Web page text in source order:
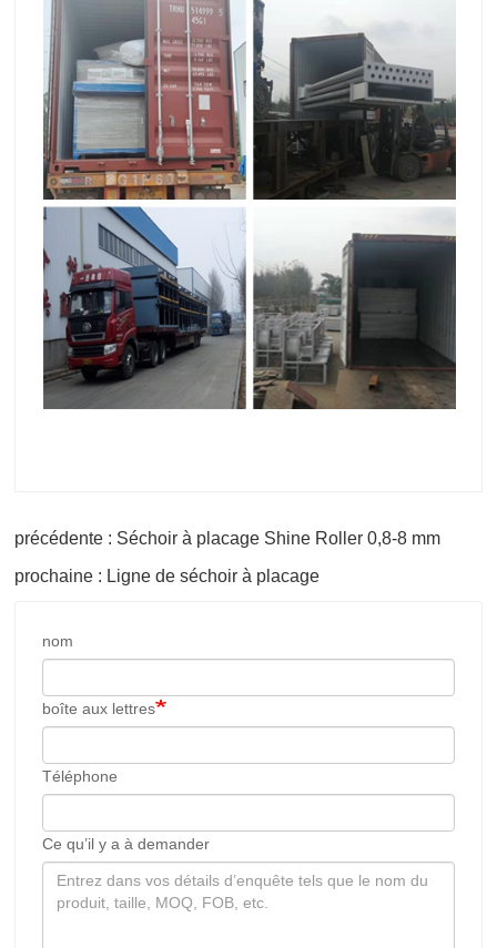
précédente : Séchoir à placage Shine Roller 0,8-8 mm
prochaine : Ligne de séchoir à placage
nom
boîte aux lettres
Téléphone
Ce qu’il y a à demander